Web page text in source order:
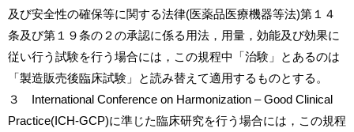
及び安全性の確保等に関する法律(医薬品医療機器等法)第１４
条及び第１９条の２の承認に係る用法，用量，効能及び効果に
従い行う試験を行う場合には，この規程中「治験」とあるのは
「製造販売後臨床試験」と読み替えて適用するものとする。
３ International Conference on Harmonization – Good Clinical
Practice(ICH-GCP)に準じた臨床研究を行う場合には，この規程